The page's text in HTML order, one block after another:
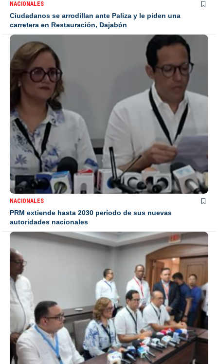
NACIONALES
Ciudadanos se arrodillan ante Paliza y le piden una
carretera en Restauración, Dajabón
NACIONALES
PRM extiende hasta 2030 período de sus nuevas
autoridades nacionales